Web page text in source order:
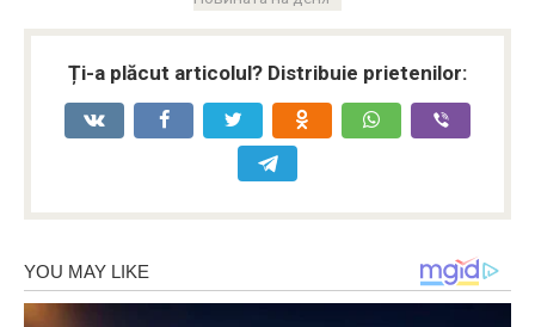
Ți-a plăcut articolul? Distribuie prietenilor: